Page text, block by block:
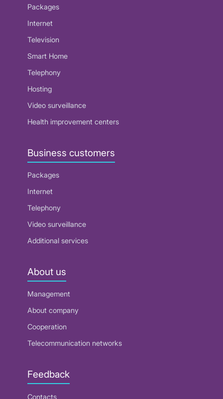
Packages
Internet
Television
Smart Home
Telephony
Hosting
Video surveillance
Health improvement centers
Business customers
Packages
Internet
Telephony
Video surveillance
Additional services
About us
Management
About company
Cooperation
Telecommunication networks
Feedback
Contacts